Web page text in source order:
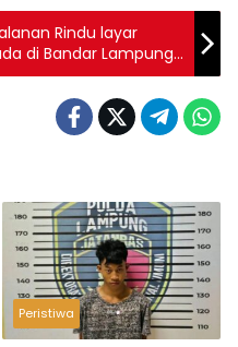
layar
di Bandar Lampung
Jalanan
Peristiwa